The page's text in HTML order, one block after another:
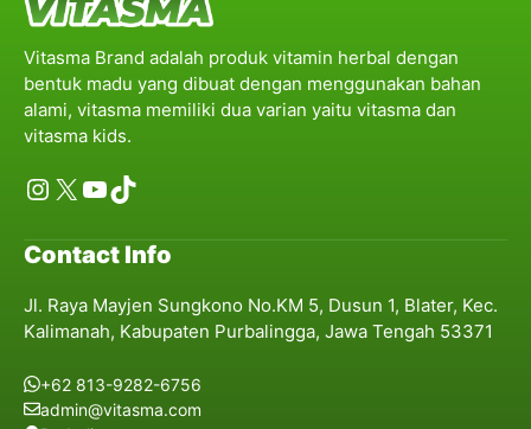
Vitasma Brand adalah produk vitamin herbal dengan
bentuk madu yang dibuat dengan menggunakan bahan
alami, vitasma memiliki dua varian yaitu vitasma dan
vitasma kids.
Instagram
X YouTube
TikTok
Contact Info
Jl. Raya Mayjen Sungkono No.KM 5, Dusun 1, Blater, Kec.
Kalimanah, Kabupaten Purbalingga, Jawa Tengah 53371
+62 813-9282-6756
admin@vitasma.com